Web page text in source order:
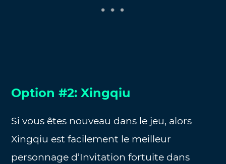
Option #2: Xingqiu
Si vous êtes nouveau dans le jeu, alors
Xingqiu est facilement le meilleur
personnage d’Invitation fortuite dans